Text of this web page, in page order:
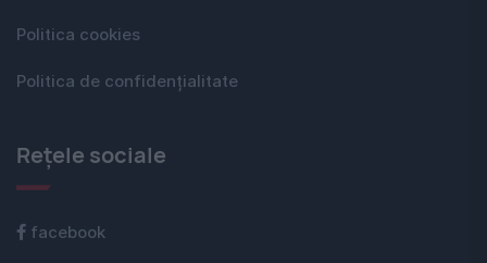
Politica cookies
Politica de confidențialitate
Rețele sociale
facebook